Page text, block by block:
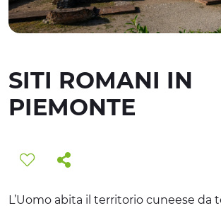
GEBIET
KULTUR
NATUR UND WELLNESS
ERLEBNISSE
SITI ROMANI IN
PIEMONTE
L’Uomo abita il territorio cuneese da